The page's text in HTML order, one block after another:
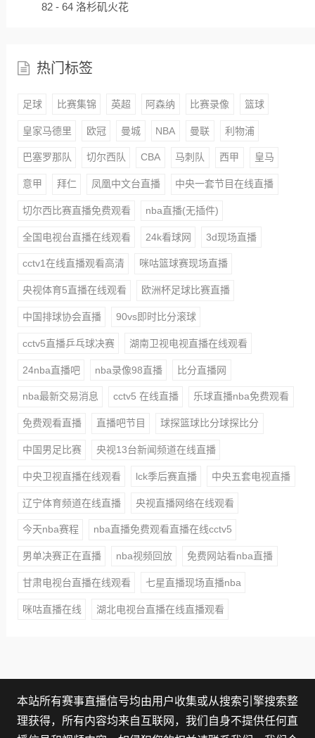
82 - 64 洛杉矶火花
热门标签
足球 比赛集锦 英超 阿森纳 比赛录像 篮球
皇家马德里 欧冠 曼城 NBA 曼联 利物浦
巴塞罗那队 切尔西队 CBA 马刺队 西甲 皇马
意甲 拜仁 凤凰中文台直播 中央一套节目在线直播
切尔西比赛直播免费观看 nba直播(无插件)
全国电视台直播在线观看 24k看球网 3d现场直播
cctv1在线直播观看高清 咪咕篮球赛现场直播
央视体育5直播在线观看 欧洲杯足球比赛直播
中国排球协会直播 90vs即时比分滚球
cctv5直播乒乓球决赛 湖南卫视电视直播在线观看
24nba直播吧 nba录像98直播 比分直播网
nba最新交易消息 cctv5 在线直播 乐球直播nba免费观看
免费观看直播 直播吧节目 球探篮球比分球探比分
中国男足比赛 央视13台新闻频道在线直播
中央卫视直播在线观看 lck季后赛直播 中央五套电视直播
辽宁体育频道在线直播 央视直播网络在线观看
今天nba赛程 nba直播免费观看直播在线cctv5
男单决赛正在直播 nba视频回放 免费网站看nba直播
甘肃电视台直播在线观看 七星直播现场直播nba
咪咕直播在线 湖北电视台直播在线直播观看
本站所有赛事直播信号均由用户收集或从搜索引擎搜索整
理获得，所有内容均来自互联网，我们自身不提供任何直